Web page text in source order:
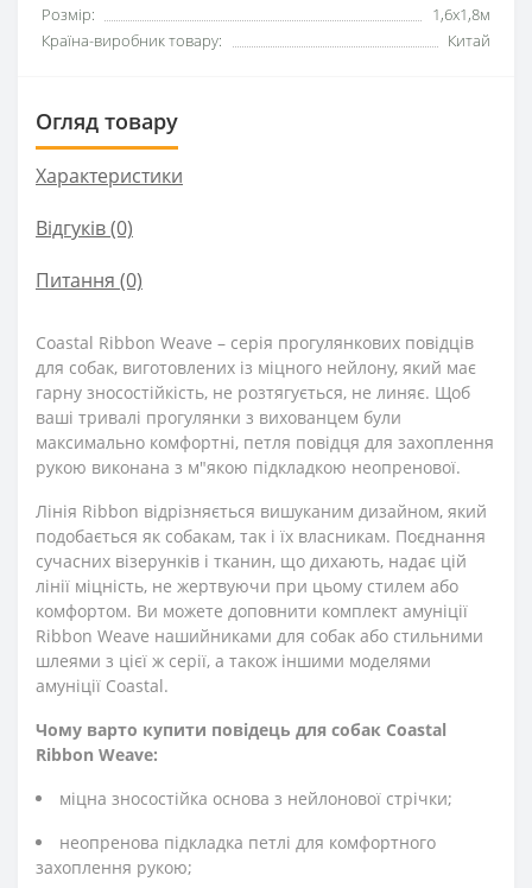
Розмір:
1,6х1,8м
Країна-виробник товару:
Китай
Огляд товару
Характеристики
Відгуків (0)
Питання (0)
Coastal Ribbon Weave – серія прогулянкових повідців
для собак, виготовлених із міцного нейлону, який має
гарну зносостійкість, не розтягується, не линяє. Щоб
ваші тривалі прогулянки з вихованцем були
максимально комфортні, петля повідця для захоплення
рукою виконана з м"якою підкладкою неопренової.
Лінія Ribbon відрізняється вишуканим дизайном, який
подобається як собакам, так і їх власникам. Поєднання
сучасних візерунків і тканин, що дихають, надає цій
лінії міцність, не жертвуючи при цьому стилем або
комфортом. Ви можете доповнити комплект амуніції
Ribbon Weave нашийниками для собак або стильними
шлеями з цієї ж серії, а також іншими моделями
амуніції Coastal.
Чому варто купити повідець для собак Coastal
Ribbon Weave:
міцна зносостійка основа з нейлонової стрічки;
неопренова підкладка петлі для комфортного
захоплення рукою;